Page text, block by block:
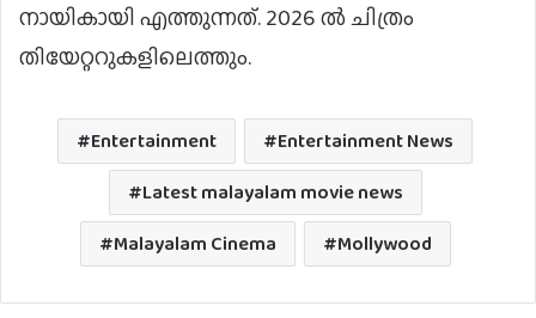
നായികായി എത്തുന്നത്. 2026 ൽ ചിത്രം
തിയേറ്ററുകളിലെത്തും.
Entertainment
Entertainment News
Latest malayalam movie news
Malayalam Cinema
Mollywood